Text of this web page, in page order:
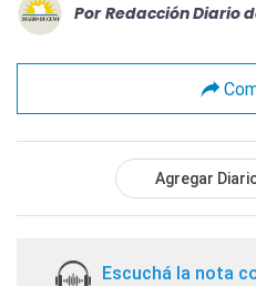
Por Redacción Diario
Agregar
Escuchá la nota